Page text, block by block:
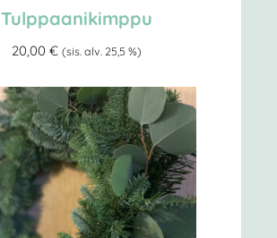
Tulppaani­kimppu
20,00 € (sis. alv. 25,5 %)